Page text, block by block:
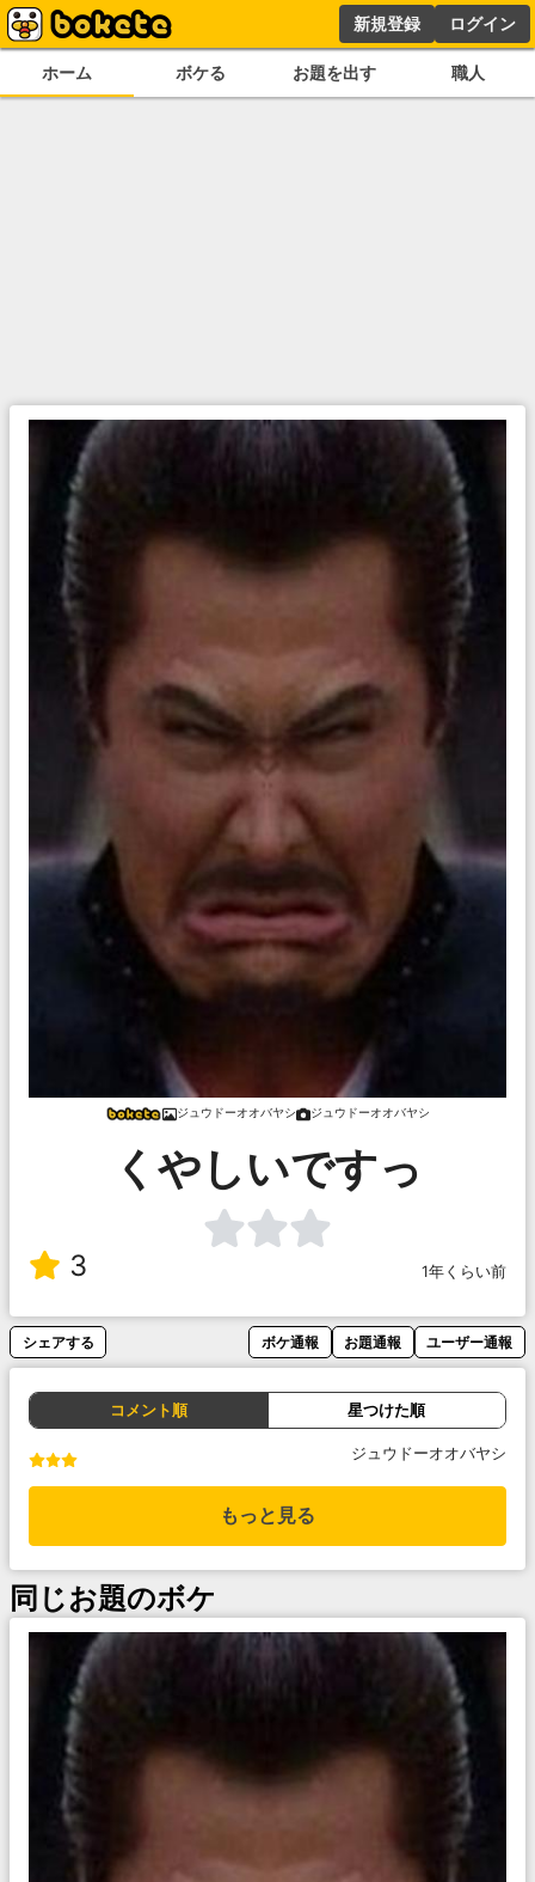
新規登録 ログイン
ホーム ボケる お題を出す 職人
ジュウドーオオバヤシ ジュウドーオオバヤシ
くやしいですっ
3 1年くらい前
シェアする ボケ通報 お題通報 ユーザー通報
コメント順 星つけた順
ジュウドーオオバヤシ
もっと見る
同じお題のボケ